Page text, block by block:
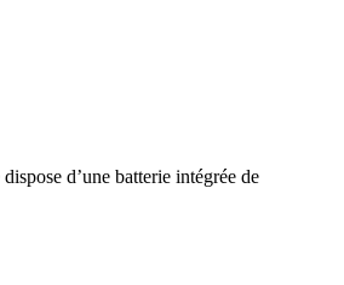
d’une batterie intégrée de